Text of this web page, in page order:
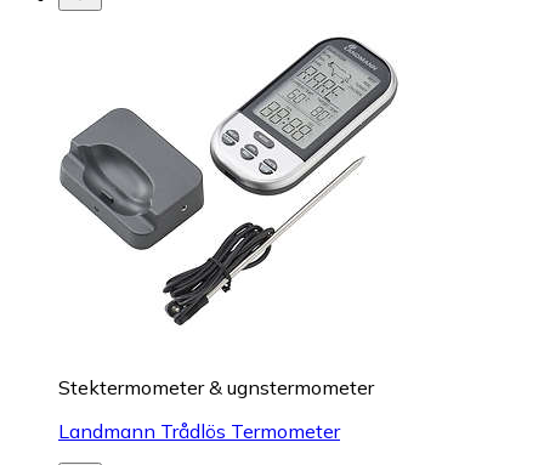
Stektermometer & ugnstermometer
Landmann Trådlös Termometer